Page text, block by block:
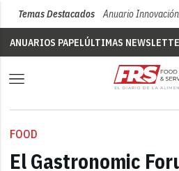
Temas Destacados Anuario Innovación
ANUARIOS PAPELÚLTIMAS
FOOD
El Gastronomic